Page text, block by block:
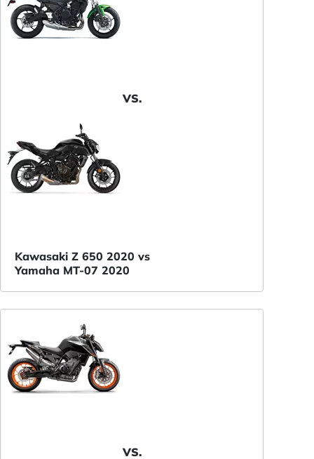
VS.
Kawasaki Z 650 2020 vs
Yamaha MT-07 2020
VS.